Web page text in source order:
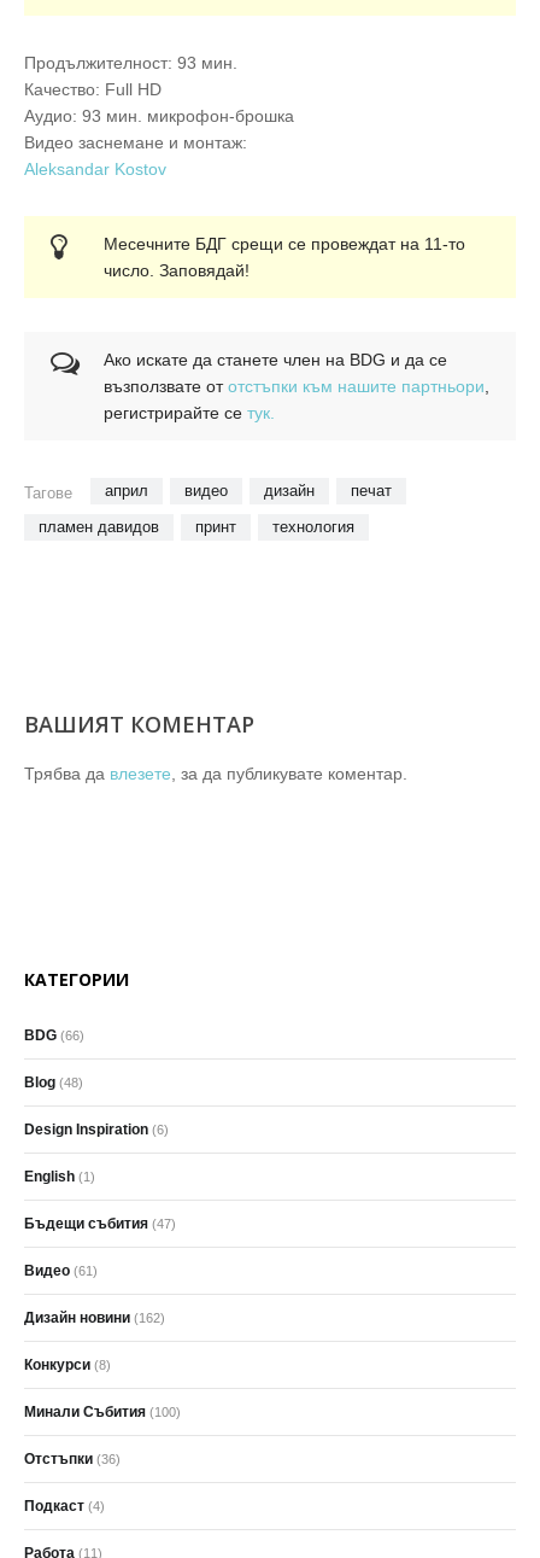
Продължителност: 93 мин.
Качество: Full HD
Аудио: 93 мин. микрофон-брошка
Видео заснемане и монтаж:
Aleksandar Kostov
Месечните БДГ срещи се провеждат на 11-то
число. Заповядай!
Ако искате да станете член на BDG и да се
възползвате ототстъпки към нашите партньори,
регистрирайте се тук.
Тагове април видео дизайн
печат
пламен давидов
принт технология
ВАШИЯТ КОМЕНТАР
Трябва да влезете, за да публикувате коментар.
КАТЕГОРИИ
BDG (66)
Blog (48)
Design Inspiration (6)
English (1)
Бъдещи събития (47)
Видео (61)
Дизайн новини (162)
Конкурси (8)
Минали Събития (100)
Отстъпки (36)
Подкаст (4)
Работа (11)